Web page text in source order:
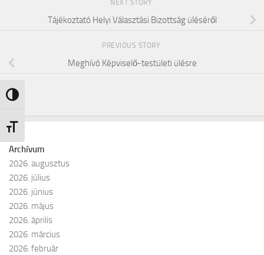
Nagy kontraszt váltása
Betűméret váltása
NEXT STORY
Tájékoztató Helyi Választási Bizottság üléséről
PREVIOUS STORY
Meghívó Képviselő-testületi ülésre
Archívum
2026. augusztus
2026. július
2026. június
2026. május
2026. április
2026. március
2026. február